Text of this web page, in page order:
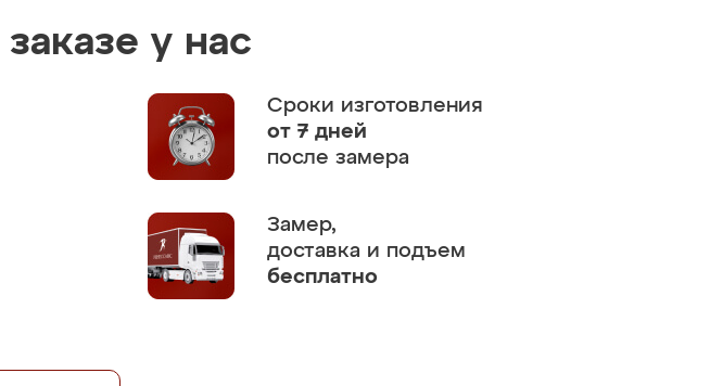
у нас
Сроки изготовления
от 7 дней
после замера
Замер,
доставка и подъем
бесплатно